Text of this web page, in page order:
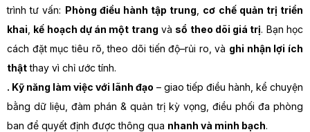
trình tư vấn: Phòng điều hành tập trung
cơ chế quản trị triển
khai kế hoạch dự án một trang và sổ theo dõi giá trị. Bạn học
cách đặt mục tiêu rõ, theo dõi tiến độ–rủi ro, và ghi nhận lợi ích
thậtthay vì chỉ ước tính.
. Kỹ năng làm việc với lãnh đạo – giao tiếp điều hành, kể chuyện
bằng dữ liệu, đàm phán & quản trị kỳ vọng, điều phối đa phòng
ban để quyết định được thông qua nhanh và minh bạch.